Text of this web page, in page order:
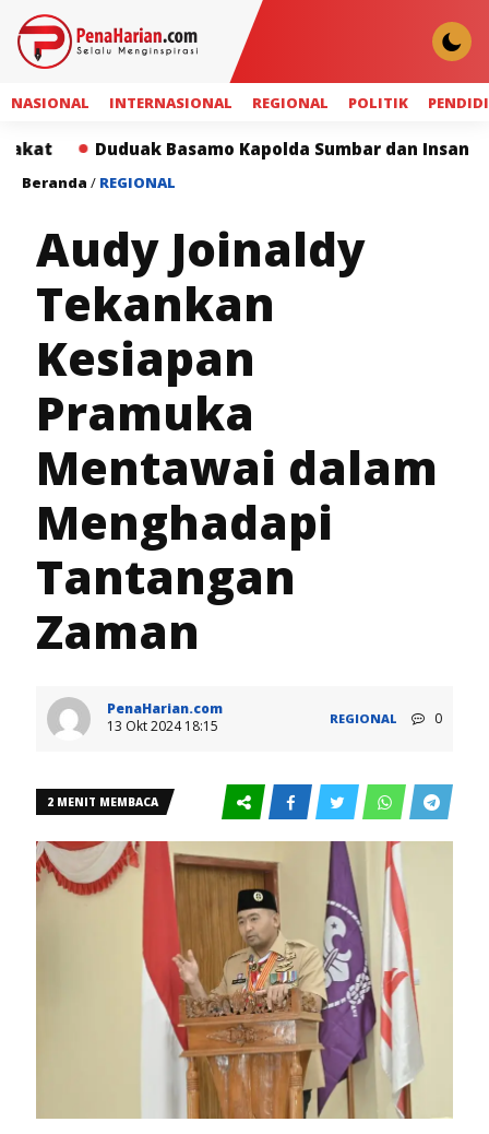
NASIONAL INTERNASIONAL REGIONAL POLITIK
Duduak Basamo Kapolda Sumbar dan Insan Pers
Beranda / REGIONAL
Audy Joinaldy
Tekankan
Kesiapan
Pramuka
Mentawai dalam
Menghadapi
Tantangan
Zaman
PenaHarian.com
13 Okt 2024 18:15
REGIONAL 0
2 MENIT MEMBACA